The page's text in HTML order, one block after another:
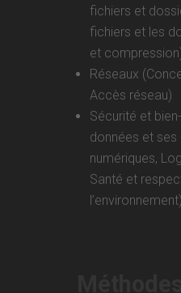
fichiers et
fichiers et les
et
Réseaux
Accès réseau)
Sécurité et
données et ses
numériques,
Santé et
l’environnement)